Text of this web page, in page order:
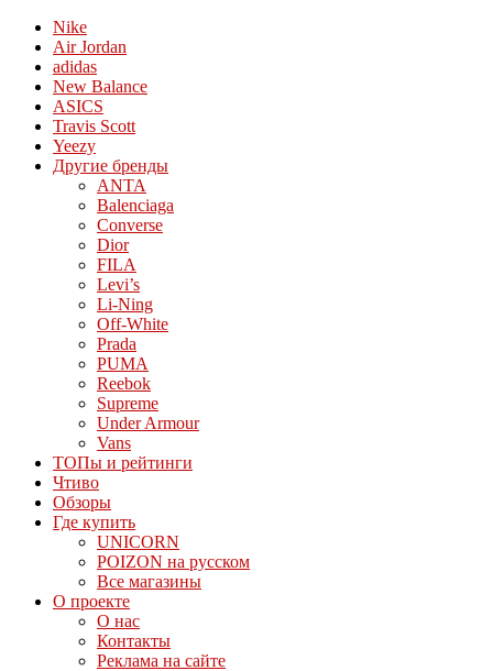
Nike
Air Jordan
adidas
New Balance
ASICS
Travis Scott
Yeezy
Другие бренды
ANTA
Balenciaga
Converse
Dior
FILA
Levi’s
Li-Ning
Off-White
Prada
PUMA
Reebok
Supreme
Under Armour
Vans
ТОПы и рейтинги
Чтиво
Обзоры
Где купить
UNICORN
POIZON на русском
Все магазины
О проекте
О нас
Контакты
Реклама на сайте